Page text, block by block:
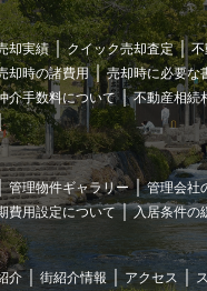
却実績 クイック売却査定
却時の諸費用
売却時に必要な
介手数料について
不動産相続
管理物件ギャラリー
管理会社
費用設定について 入居条件の
介 街紹介情報 アクセス